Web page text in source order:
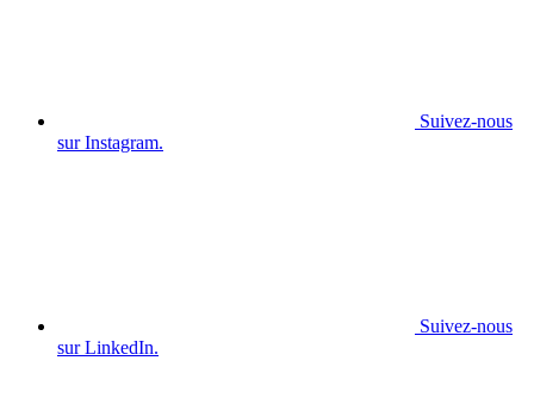
Suivez-nous
sur Instagram.
Suivez-nous
sur LinkedIn.